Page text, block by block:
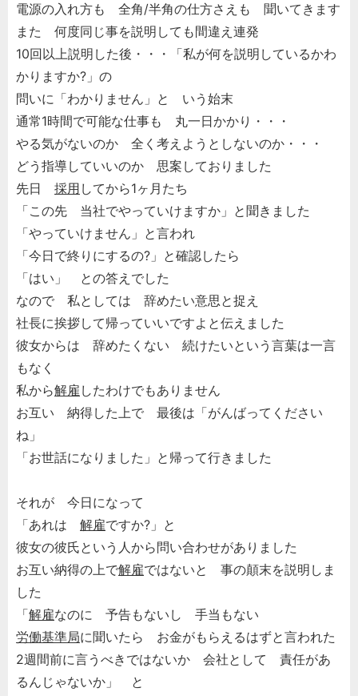
電源の入れ方も 全角/半角の仕方さえも 聞いてきます
また 何度同じ事を説明しても間違え連発
10回以上説明した後・・・「私が何を説明しているかわ
かりますか?」の
問いに「わかりません」と いう始末
通常1時間で可能な仕事も 丸一日かかり・・・
やる気がないのか 全く考えようとしないのか・・・
どう指導していいのか 思案しておりました
先日 採用 してから1ヶ月たち
「この先 当社でやっていけますか」と聞きました
「やっていけません」と言われ
「今日で終りにするの?」と確認したら
「はい」 との答えでした
なので 私としては 辞めたい意思と捉え
社長に挨拶して帰っていいですよと伝えました
彼女からは 辞めたくない 続けたいという言葉は一言
もなく
私から解雇 したわけでもありません
お互い 納得した上で 最後は「がんばってください
ね」
「お世話になりました」と帰って行きました
それが 今日になって
「あれは 解雇ですか?」と
彼女の彼氏という人から問い合わせがありました
お互い納得の上で解雇ではないと 事の顛末を説明しま
した
「解雇なのに 予告もないし 手当もない
労働基準局に聞いたら お金がもらえるはずと言われた
2週間前に言うべきではないか 会社として 責任があ
るんじゃないか」 と